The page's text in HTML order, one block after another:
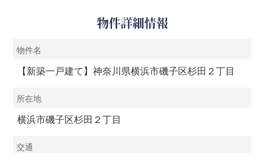
物件詳細情報
物件名
【新築一戸建て】神奈川県横浜市磯子区杉田２丁目
所在地
横浜市磯子区杉田２丁目
交通